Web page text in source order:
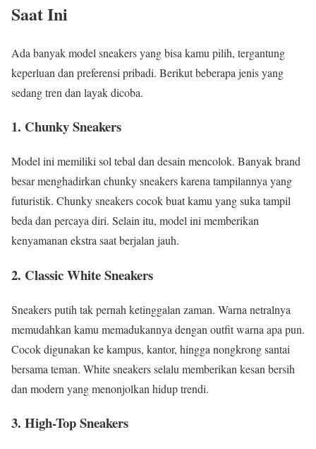
Saat Ini
Ada banyak model sneakers yang bisa kamu pilih, tergantung
keperluan dan preferensi pribadi. Berikut beberapa jenis yang
sedang tren dan layak dicoba.
1. Chunky Sneakers
Model ini memiliki sol tebal dan desain mencolok. Banyak brand
besar menghadirkan chunky sneakers karena tampilannya yang
futuristik. Chunky sneakers cocok buat kamu yang suka tampil
beda dan percaya diri. Selain itu, model ini memberikan
kenyamanan ekstra saat berjalan jauh.
2. Classic White Sneakers
Sneakers putih tak pernah ketinggalan zaman. Warna netralnya
memudahkan kamu memadukannya dengan outfit warna apa pun.
Cocok digunakan ke kampus, kantor, hingga nongkrong santai
bersama teman. White sneakers selalu memberikan kesan bersih
dan modern yang menonjolkan hidup trendi.
3. High-Top Sneakers